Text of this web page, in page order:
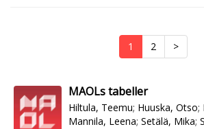
1 2 >
MAOLs tabeller
Hiltula, Teemu; Huuska, Otso;
Mannila, Leena; Setälä, Mika;